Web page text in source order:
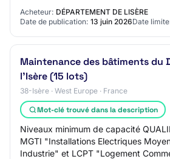
et Lcpt "Logement Commerce Petit
Acheteur: DÉPARTEMENT DE LISÈRE
Date de publication: 13 juin 2026Date
Maintenance des bâtiments du
l'Isère (15 lots)
38-Isère · West Europe · France
Mot-clé trouvé dans la description
Niveaux minimum de capacité
MGTI "Installations Electriques
Industrie" et LCPT "Logement